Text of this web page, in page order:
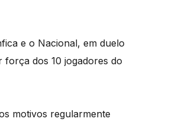
e o Nacional, em duelo
força dos 10 jogadores do
motivos regularmente